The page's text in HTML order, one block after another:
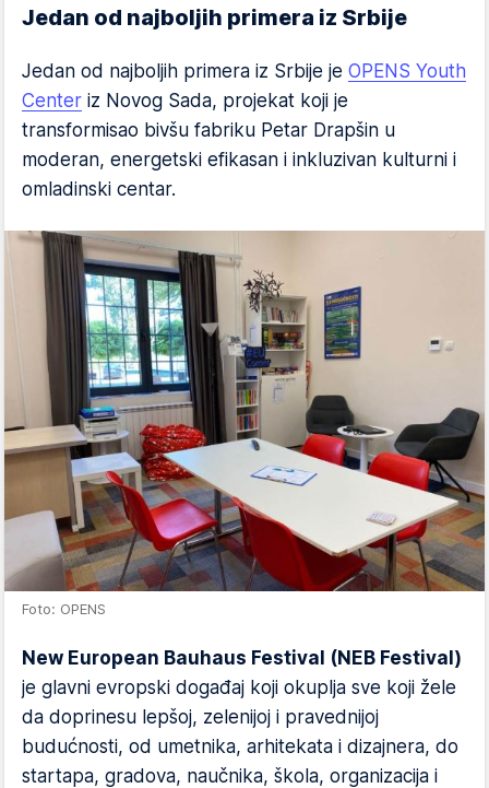
Jedan od najboljih primera iz Srbije
Jedan od najboljih primera iz Srbije je OPENS Youth
Center iz Novog Sada, projekat koji je
transformisao bivšu fabriku Petar Drapšin u
moderan, energetski efikasan i inkluzivan kulturni i
omladinski centar.
Foto: OPENS
New European Bauhaus Festival (NEB Festival)
je glavni evropski događaj koji okuplja sve koji žele
da doprinesu lepšoj, zelenijoj i pravednijoj
budućnosti, od umetnika, arhitekata i dizajnera, do
startapa, gradova, naučnika, škola, organizacija i